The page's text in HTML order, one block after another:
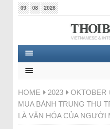
09 08 2026
HOME 2023 OKTOBER
MUA BÁNH TRUNG THU
LÀ VĂN HÓA CỦA NGƯỜI